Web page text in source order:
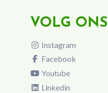
VOLG ONS
Instagram
Facebook
Youtube
Linkedin